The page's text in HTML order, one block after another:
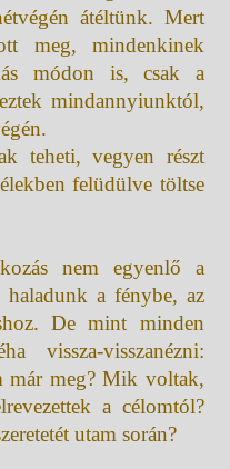
átéltünk. Mert
meg, mindenkinek
módon is, csak a
mindannyiunktól,
teheti, vegyen részt
felüdülve töltse
nem egyenlő a
haladunk a fénybe, az
De mint minden
vissza-visszanézni:
már meg? Mik voltak,
a célomtól?
utam során?